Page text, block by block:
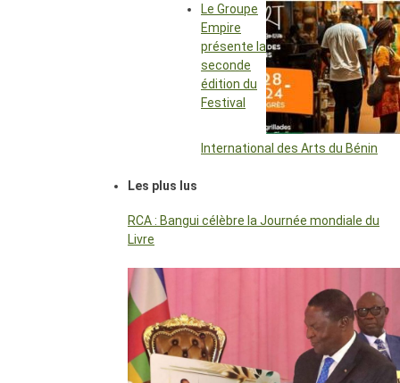
Le Groupe
Empire
présente la
seconde
édition du
Festival
International des Arts du Bénin
Les plus lus
RCA : Bangui célèbre la Journée mondiale du
Livre